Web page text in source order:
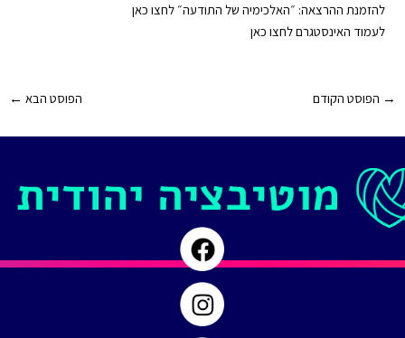
⁠⁠⁠⁠⁠להזמנת ההרצאה: ״האלכימיה של התודעה״ לחצו כאן⁠⁠⁠⁠⁠
⁠⁠⁠⁠⁠לעמוד האינסטגרם לחצו כאן⁠⁠⁠⁠⁠
Post→ הפוסט הקודם הפוסט הבא ←